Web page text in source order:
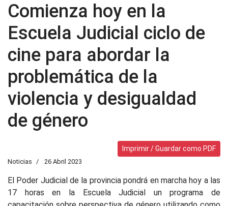
Comienza hoy en la
Escuela Judicial ciclo de
cine para abordar la
problemática de la
violencia y desigualdad
de género
Imprimir / Guardar como PDF
Noticias 26 Abril 2023
El Poder Judicial de la provincia pondrá en marcha hoy a las
17 horas en la Escuela Judicial un programa de